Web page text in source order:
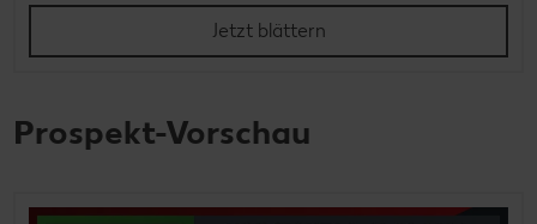
Jetzt blättern
Prospekt-Vorschau